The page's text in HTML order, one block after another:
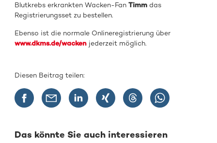
Blutkrebs erkrankten Wacken-FanTimm das
Registrierungsset zu bestellen.
Ebenso ist die normale Onlineregistrierung über
www.dkms.de/wacken jederzeit möglich.
Diesen Beitrag teilen:
Das könnte Sie auch interessieren